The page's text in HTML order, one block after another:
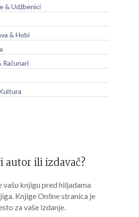
& Udžbenici
& Hobi
Računari
autor ili izdavač?
vašu knjigu pred hiljadama
Knjige Online stranica je
za vaše izdanje.